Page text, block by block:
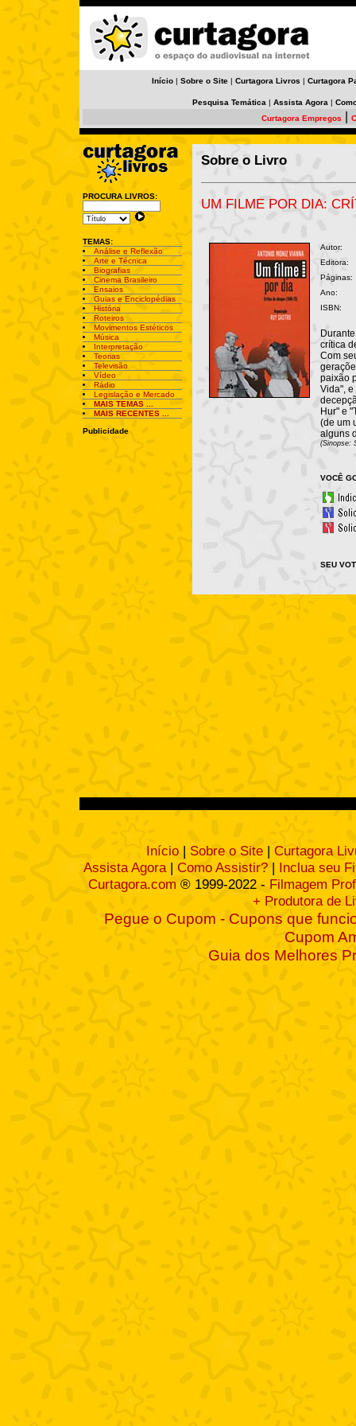
Início | Sobre o Site | Curtagora Livros | Curtagora
Pesquisa Temática | Assista Agora |
Curtagora Empregos
PROCURA LIVROS:
TEMAS:
Análise e Reflexão
Arte e Técnica
Biografias
Cinema Brasileiro
Ensaios
Guias e Enciclopédias
História
Roteiros
Movimentos Estéticos
Música
Interpretação
Teorias
Televisão
Vídeo
Rádio
Legislação e Mercado
MAIS TEMAS ...
MAIS RECENTES ...
Publicidade
Sobre o Livro
UM FILME POR DIA:
Autor:
Editora:
Páginas:
Ano:
ISBN:
crítica
Com
paixão
Vida", e
Hur" e
(de um
alguns
(Sinopse:
VOCÊ
SEU
Início | Sobre o Site | Curtagora
Assista Agora| Como Assistir? | Inclua seu
Curtagora.com ® 1999-2022 - Filmagem
+ Produtora de
Pegue o Cupom - Cupons que
Cupom
Guia dos Melhores